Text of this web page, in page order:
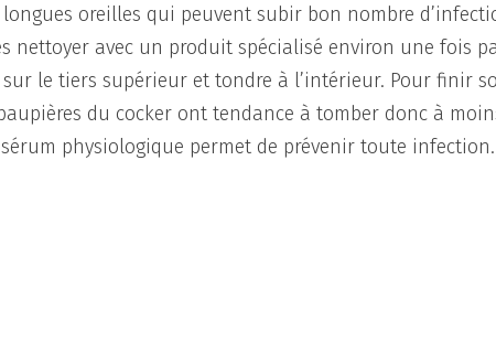
longues oreilles qui peuvent subir bon nombre
nettoyer avec un produit spécialisé environ une fois
le tiers supérieur et tondre à l’intérieur. Pour finir
du cocker ont tendance à tomber donc à
physiologique permet de prévenir toute infection.